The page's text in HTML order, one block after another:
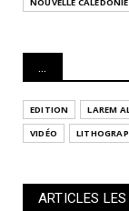
...
EDITION LAREM
VIDÉO
ARTICLES